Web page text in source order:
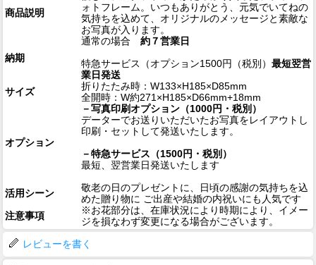
商品説明
ォトフレーム。いつもありがとう、元気でいてねの
気持ちを込めて、オリジナルのメッセージと素敵な
お写真が入ります。
納期
通常の場合 約７営業日
特急サービス（オプション1500円（税別） 最短翌営
業日発送
サイズ
折りたたみ時：W133×H185×D85mm
全開時：W約271×H185×D66mm+18mm
オプション
－写真印刷オプション（1000円・税別）
データーでお送りいただいたお写真をレイアウトし
印刷・セットして発送いたします。
－特急サービス（1500円・税別）
最短、翌営業日発送いたします
活用シーン
敬老の日のプレゼントに、日頃の感謝の気持ちを込
めた贈り物に ご出産や結婚の内祝いにも人気です
注意事項
※お花部分は、在庫状況により時期により、イメー
ジを損なわず変更になる場合がございます。
レビューを書く